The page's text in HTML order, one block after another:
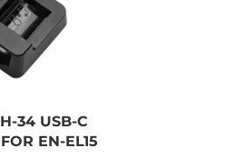
34 USB-C
EN-EL15